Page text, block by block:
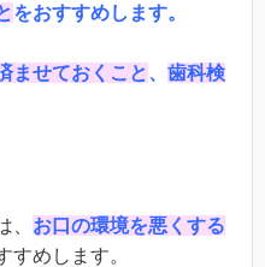
をおすすめします。
ませておくこと、 歯科検
、 お口の環境を悪くする
すめします。